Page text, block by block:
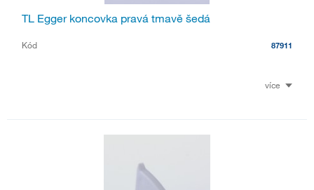
TL Egger koncovka pravá tmavě šedá
Kód 87911
více